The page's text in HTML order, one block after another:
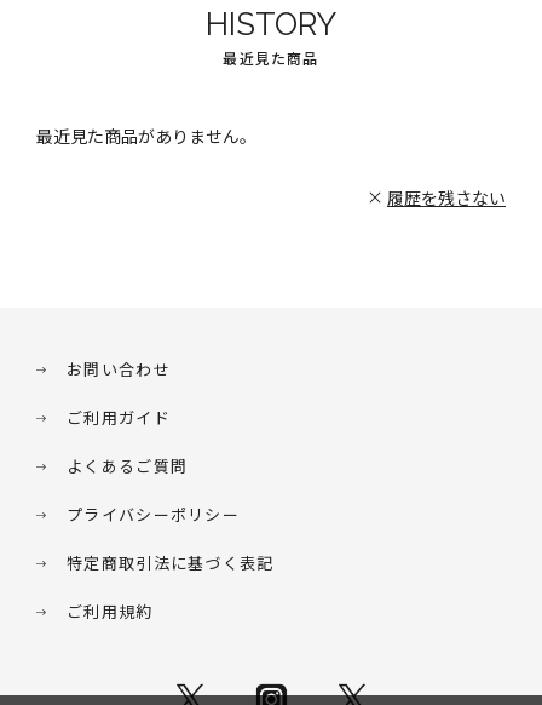
HISTORY
最近見た商品
最近見た商品がありません。
履歴を残さない
お問い合わせ
ご利用ガイド
よくあるご質問
プライバシーポリシー
特定商取引法に基づく表記
ご利用規約